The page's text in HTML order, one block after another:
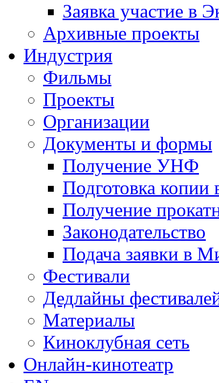
Заявка участие в
Архивные проекты
Индустрия
Фильмы
Проекты
Организации
Документы и формы
Получение УНФ
Подготовка копии
Получение
Законодательство
Подача заявки в
Фестивали
Дедлайны
Материалы
Киноклубная сеть
Онлайн-кинотеатр